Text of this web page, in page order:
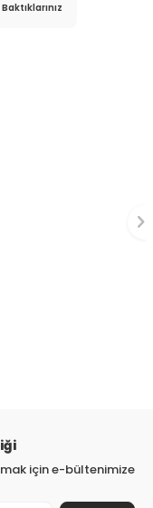
için e-bültenimize